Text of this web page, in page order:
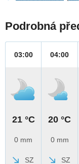
Podrobná
03:00
21 °C
0 mm
SZ
04:00
20 °C
0 mm
SZ